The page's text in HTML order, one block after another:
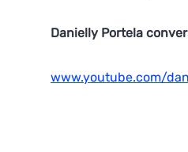
Danielly Portela
www.youtube.com/